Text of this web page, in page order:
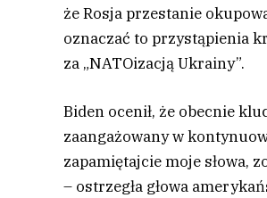
że Rosja przestanie
oznaczać to przystąpienia
za „NATOizacją Ukrainy”.
Biden ocenił, że obecnie
zaangażowany w
zapamiętajcie moje słowa,
– ostrzegła głowa